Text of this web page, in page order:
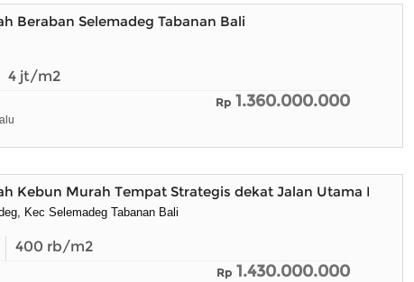
Beraban Selemadeg Tabanan Bali
4 jt/m2
Rp 1.360.000.000
Kebun Murah Tempat Strategis dekat Jalan Utama Provinsi
Kec Selemadeg Tabanan Bali
400 rb/m2
Rp 1.430.000.000